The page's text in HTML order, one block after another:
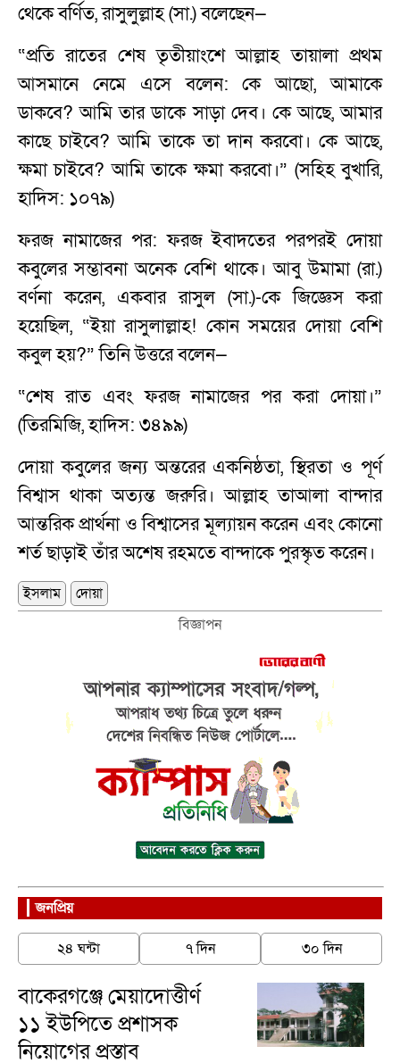
থেকে বর্ণিত, রাসুলুল্লাহ (সা.) বলেছেন—
“প্রতি রাতের শেষ তৃতীয়াংশে আল্লাহ তায়ালা প্রথম
আসমানে নেমে এসে বলেন: কে আছো, আমাকে
ডাকবে? আমি তার ডাকে সাড়া দেব। কে আছে, আমার
কাছে চাইবে? আমি তাকে তা দান করবো। কে আছে,
ক্ষমা চাইবে? আমি তাকে ক্ষমা করবো।” (সহিহ বুখারি,
হাদিস: ১০৭৯)
ফরজ নামাজের পর: ফরজ ইবাদতের পরপরই দোয়া
কবুলের সম্ভাবনা অনেক বেশি থাকে। আবু উমামা (রা.)
বর্ণনা করেন, একবার রাসুল (সা.)-কে জিজ্ঞেস করা
হয়েছিল, “ইয়া রাসুলাল্লাহ! কোন সময়ের দোয়া বেশি
কবুল হয়?” তিনি উত্তরে বলেন—
“শেষ রাত এবং ফরজ নামাজের পর করা দোয়া।”
(তিরমিজি, হাদিস: ৩৪৯৯)
দোয়া কবুলের জন্য অন্তরের একনিষ্ঠতা, স্থিরতা ও পূর্ণ
বিশ্বাস থাকা অত্যন্ত জরুরি। আল্লাহ তাআলা বান্দার
আন্তরিক প্রার্থনা ও বিশ্বাসের মূল্যায়ন করেন এবং কোনো
শর্ত ছাড়াই তাঁর অশেষ রহমতে বান্দাকে পুরস্কৃত করেন।
ইসলাম
দোয়া
বিজ্ঞাপন
জনপ্রিয়
২৪ ঘন্টা ৭ দিন ৩০ দিন
বাকেরগঞ্জে মেয়াদোত্তীর্ণ
১১ ইউপিতে প্রশাসক
নিয়োগের প্রস্তাব